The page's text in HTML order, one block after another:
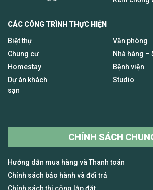
CÁC CÔNG TRÌNH THỰC HIỆN
Biệt thự
Chung cư
Homestay
Dự án khách
sạn
Văn phòng
Nhà hàng –
Bệnh viện
Studio
CHÍNH SÁCH
Hướng dẫn mua hàng và Thanh toán
Chính sách bảo hành và đổi trả